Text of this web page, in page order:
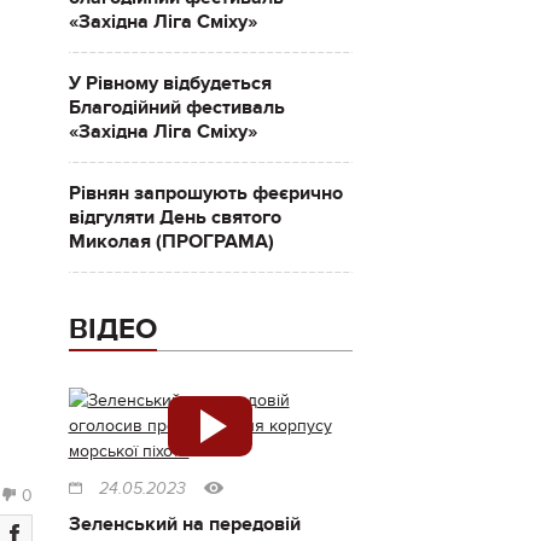
0
«Західна Ліга Сміху»
У Рівному відбудеться
Благодійний фестиваль
«Західна Ліга Сміху»
Рівнян запрошують феєрично
відгуляти День святого
Миколая (ПРОГРАМА)
ВІДЕО
24.05.2023
Зеленський на передовій